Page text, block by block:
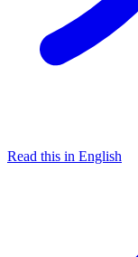
Read this in English